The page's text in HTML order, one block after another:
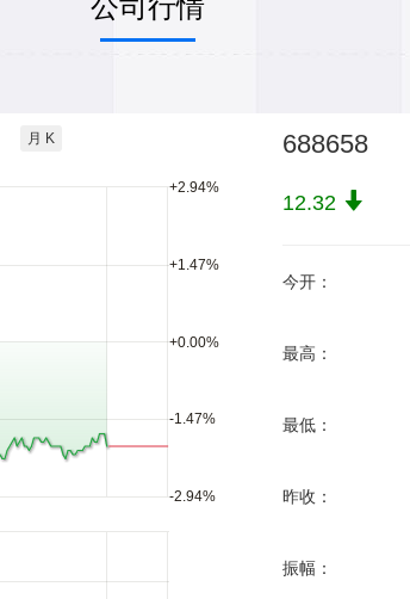
公司行情
月 K
-2.94%
-1.47%
+0.00%
+1.47%
+2.94%
688658
12.32
今开：
最高：
最低：
昨收：
振幅：